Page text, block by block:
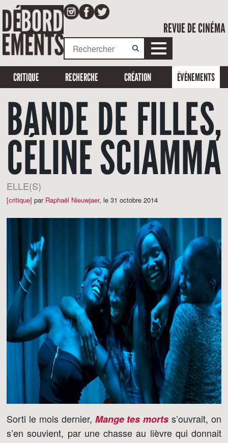
REVUE DE CINÉMA
CRITIQUE RECHERCHE CRÉATION ÉVÉNEMENTS
BANDE DE FILLES,
CÉLINE SCIAMMA
ELLE(S)
[critique] par Raphaël Nieuwjaer, le 31 octobre 2014
Sorti le mois dernier, Mange tes morts s’ouvrait, on
s’en souvient, par une chasse au lièvre qui donnait